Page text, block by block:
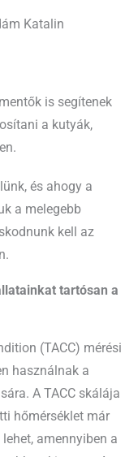
Katalin
is segítenek
a kutyák,
és ahogy a
a melegebb
kell az
tartósan a
(TACC) mérési
használnak a
A TACC skálája
hőmérséklet már
amennyiben a